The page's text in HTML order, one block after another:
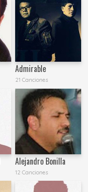
Admirable
21 Canciones
Alejandro Bonilla
12 Canciones